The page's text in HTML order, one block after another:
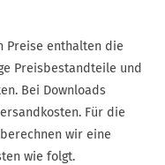
E-Broschüre
Checklisten (PDF)
Broschüre
Buch
Preise enthalten die
Preisbestandteile und
Bei Downloads
Für die
wir eine
wie folgt.